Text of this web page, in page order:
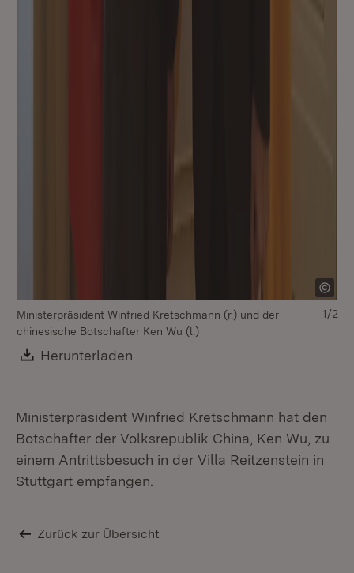
Ministerpräsident Winfried Kretschmann (r.) und der
chinesische Botschafter Ken Wu (l.)
Download:
Herunterladen
1/2
Ministerpräsident Winfried Kretschmann hat den
Botschafter der Volksrepublik China, Ken Wu, zu
einem Antrittsbesuch in der Villa Reitzenstein in
Stuttgart empfangen.
Zurück zur Übersicht